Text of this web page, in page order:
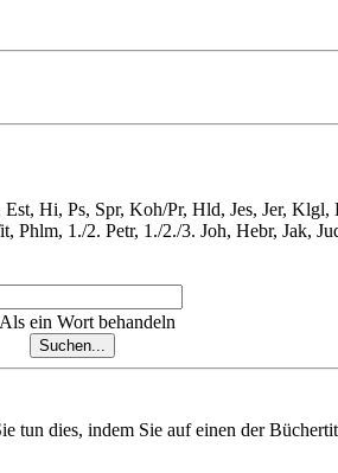
Hi, Ps, Spr, Koh/Pr, Hld, Jes, Jer,
1./2. Petr, 1./2./3. Joh, Hebr, Jak,
Als ein Wort behandeln
tun dies, indem Sie auf einen der